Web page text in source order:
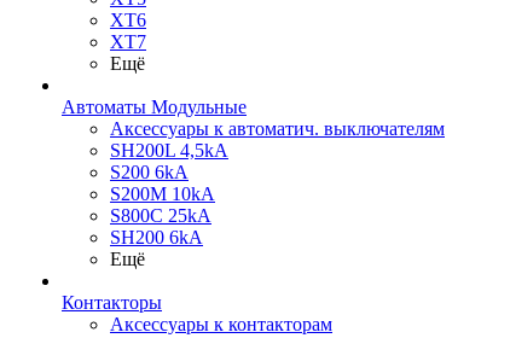
XT6
XT7
Ещё
Автоматы Модульные
Аксессуары к автоматич. выключателям
SH200L 4,5kA
S200 6kA
S200M 10kA
S800C 25kA
SH200 6kA
Ещё
Контакторы
Аксессуары к контакторам